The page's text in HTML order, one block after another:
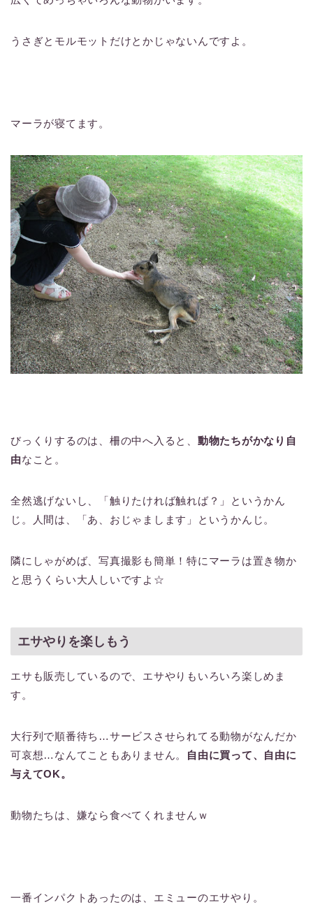
うさぎとモルモットだけとかじゃないんですよ。
マーラが寝てます。
びっくりするのは、柵の中へ入ると、 動物たちがかなり自
由なこと。
全然逃げないし、「触りたければ触れば？」というかん
じ。人間は、「あ、おじゃまします」というかんじ。
隣にしゃがめば、写真撮影も簡単！特にマーラは置き物か
と思うくらい大人しいですよ☆
エサやりを楽しもう
エサも販売しているので、エサやりもいろいろ楽しめま
す。
大行列で順番待ち…サービスさせられてる動物がなんだか
可哀想…なんてこともありません。
自由に買って、自由に
与えてOK。
動物たちは、嫌なら食べてくれませんｗ
一番インパクトあったのは、エミューのエサやり。